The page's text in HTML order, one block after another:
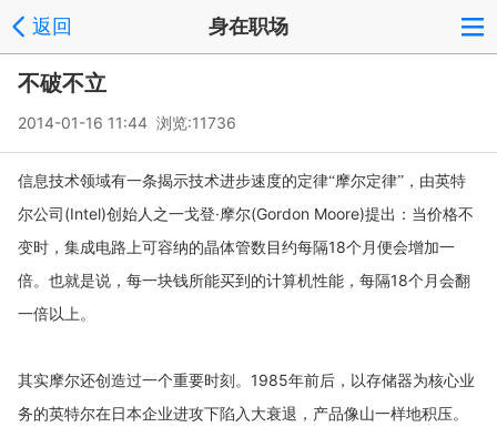
返回 身在职场
不破不立
2014-01-16 11:44 浏览:11736
信息技术领域有一条揭示技术进步速度的定律“摩尔定律”，由英特
尔公司 (Intel)创始人之一戈登·摩尔(Gordon Moore)提出：当价格不
变时，集成电路上可容纳的晶体管数目约每隔18个月便会增加一
倍。也就是说，每一块钱所能买到的计算机性能，每隔18个月会翻
一倍以上。
其实摩尔还创造过一个重要时刻。 1985年前后，以存储器为核心业
务的英特尔在日本企业进攻下陷入大衰退，产品像山一样地积压。